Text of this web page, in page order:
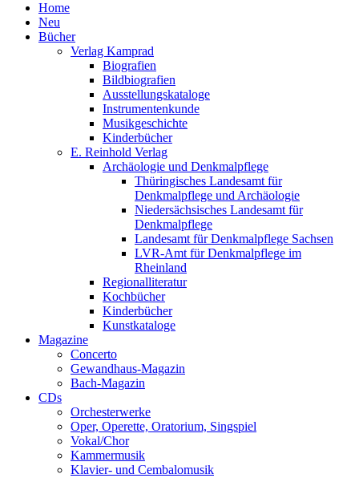
Home
Neu
Bücher
Verlag Kamprad
Biografien
Bildbiografien
Ausstellungskataloge
Instrumentenkunde
Musikgeschichte
Kinderbücher
E. Reinhold Verlag
Archäologie und Denkmalpflege
Thüringisches Landesamt für
Denkmalpflege und Archäologie
Niedersächsisches Landesamt für
Denkmalpflege
Landesamt für Denkmalpflege Sachsen
LVR-Amt für Denkmalpflege im
Rheinland
Regionalliteratur
Kochbücher
Kinderbücher
Kunstkataloge
Magazine
Concerto
Gewandhaus-Magazin
Bach-Magazin
CDs
Orchesterwerke
Oper, Operette, Oratorium, Singspiel
Vokal/Chor
Kammermusik
Klavier- und Cembalomusik